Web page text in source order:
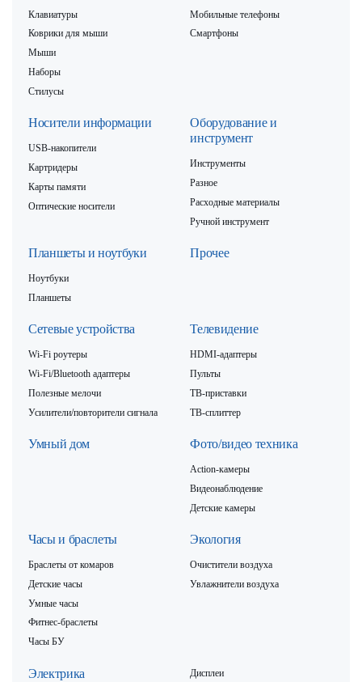
Клавиатуры
Коврики для мыши
Мыши
Наборы
Стилусы
Мобильные телефоны
Смартфоны
Носители информации
USB-накопители
Картридеры
Карты памяти
Оптические носители
Оборудование и
инструмент
Инструменты
Разное
Расходные материалы
Ручной инструмент
Планшеты и ноутбуки
Ноутбуки
Планшеты
Прочее
Сетевые устройства
Wi-Fi роутеры
Wi-Fi/Bluetooth адаптеры
Полезные мелочи
Усилители/повторители сигнала
Телевидение
HDMI-адаптеры
Пульты
ТВ-приставки
ТВ-сплиттер
Умный дом Фото/видео техника
Action-камеры
Видеонаблюдение
Детские камеры
Часы и браслеты
Браслеты от комаров
Детские часы
Умные часы
Фитнес-браслеты
Часы БУ
Экология
Очистители воздуха
Увлажнители воздуха
Электрика
Дисплеи